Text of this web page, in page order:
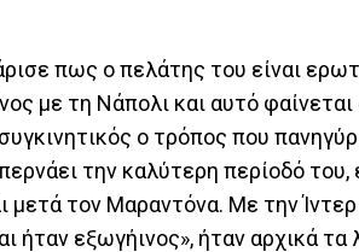
πως ο πελάτης του είναι
με τη Νάπολι και αυτό
ο τρόπος που
την καλύτερη περίοδό
μετά τον Μαραντόνα. Με την
ήταν εξωγήινος», ήταν αρχικά τα